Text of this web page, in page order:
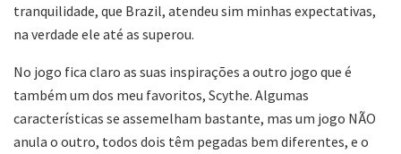
tranquilidade, que Brazil, atendeu sim minhas expectativas,
na verdade ele até as superou.
No jogo fica claro as suas inspirações a outro jogo que é
também um dos meu favoritos, Scythe. Algumas
características se assemelham bastante, mas um jogo NÃO
anula o outro, todos dois têm pegadas bem diferentes, e o